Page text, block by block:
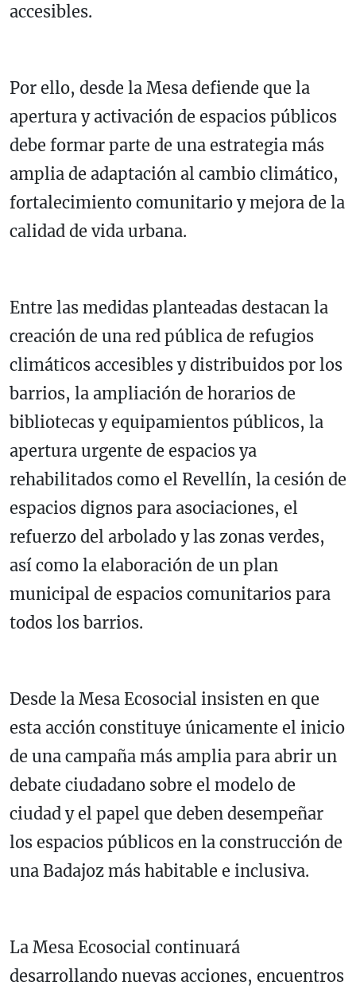
accesibles.
Por ello, desde la Mesa defiende que la
apertura y activación de espacios públicos
debe formar parte de una estrategia más
amplia de adaptación al cambio climático,
fortalecimiento comunitario y mejora de la
calidad de vida urbana.
Entre las medidas planteadas destacan la
creación de una red pública de refugios
climáticos accesibles y distribuidos por los
barrios, la ampliación de horarios de
bibliotecas y equipamientos públicos, la
apertura urgente de espacios ya
rehabilitados como el Revellín, la cesión de
espacios dignos para asociaciones, el
refuerzo del arbolado y las zonas verdes,
así como la elaboración de un plan
municipal de espacios comunitarios para
todos los barrios.
Desde la Mesa Ecosocial insisten en que
esta acción constituye únicamente el inicio
de una campaña más amplia para abrir un
debate ciudadano sobre el modelo de
ciudad y el papel que deben desempeñar
los espacios públicos en la construcción de
una Badajoz más habitable e inclusiva.
La Mesa Ecosocial continuará
desarrollando nuevas acciones, encuentros